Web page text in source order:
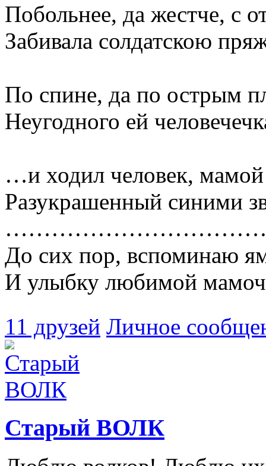
Побольнее, да жестче, с
Забивала солдатскою
По спине, да по острым
Неугодного ей
…и ходил человек,
Разукрашенный синими
До сих пор, вспоминаю
И улыбку любимой
11 друзей Личное
Старый ВОЛК